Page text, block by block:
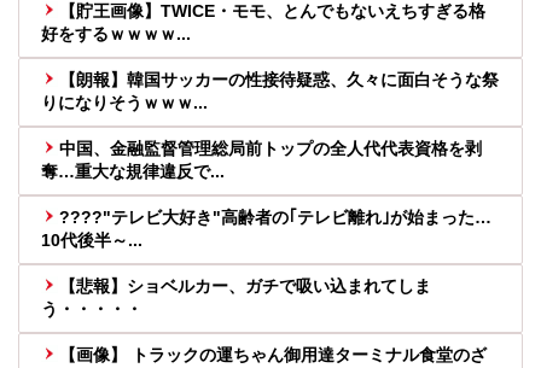
【貯王画像】TWICE・モモ、とんでもないえちすぎる格
好をするｗｗｗｗ...
【朗報】韓国サッカーの性接待疑惑、久々に面白そうな祭
りになりそうｗｗｗ...
中国、金融監督管理総局前トップの全人代代表資格を剥
奪…重大な規律違反で...
????"テレビ大好き"高齢者の｢テレビ離れ｣が始まった…
10代後半～...
【悲報】ショベルカー、ガチで吸い込まれてしま
う・・・・・
【画像】 トラックの運ちゃん御用達ターミナル食堂のざ